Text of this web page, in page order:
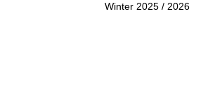
Winter 2025 / 2026